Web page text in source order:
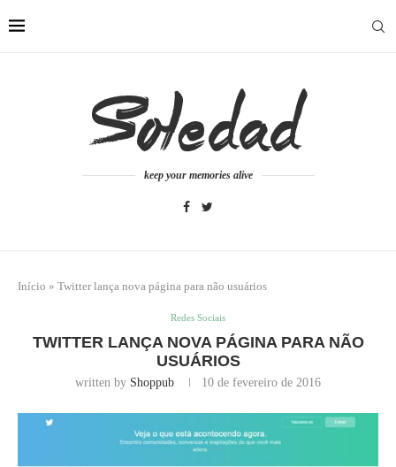
keep your memories alive
Início » Twitter lança nova página para não usuários
Redes Sociais
TWITTER LANÇA NOVA PÁGINA PARA NÃO
USUÁRIOS
written by Shoppub 10 de fevereiro de 2016